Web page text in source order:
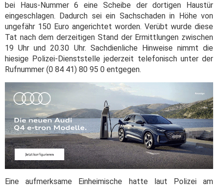
bei Haus-Nummer 6 eine Scheibe der dortigen Haustür
eingeschlagen. Dadurch sei ein Sachschaden in Höhe von
ungefähr 150 Euro angerichtet worden. Verübt wurde diese
Tat nach dem derzeitigen Stand der Ermittlungen zwischen
19 Uhr und 20.30 Uhr. Sachdienliche Hinweise nimmt die
hiesige Polizei-Dienststelle jederzeit telefonisch unter der
Rufnummer (0 84 41) 80 95 0 entgegen.
Eine aufmerksame Einheimische hatte laut Polizei am